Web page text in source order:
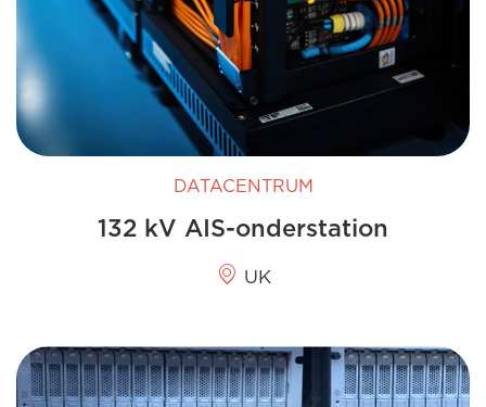
DATACENTRUM
132 kV AIS-onderstation
UK